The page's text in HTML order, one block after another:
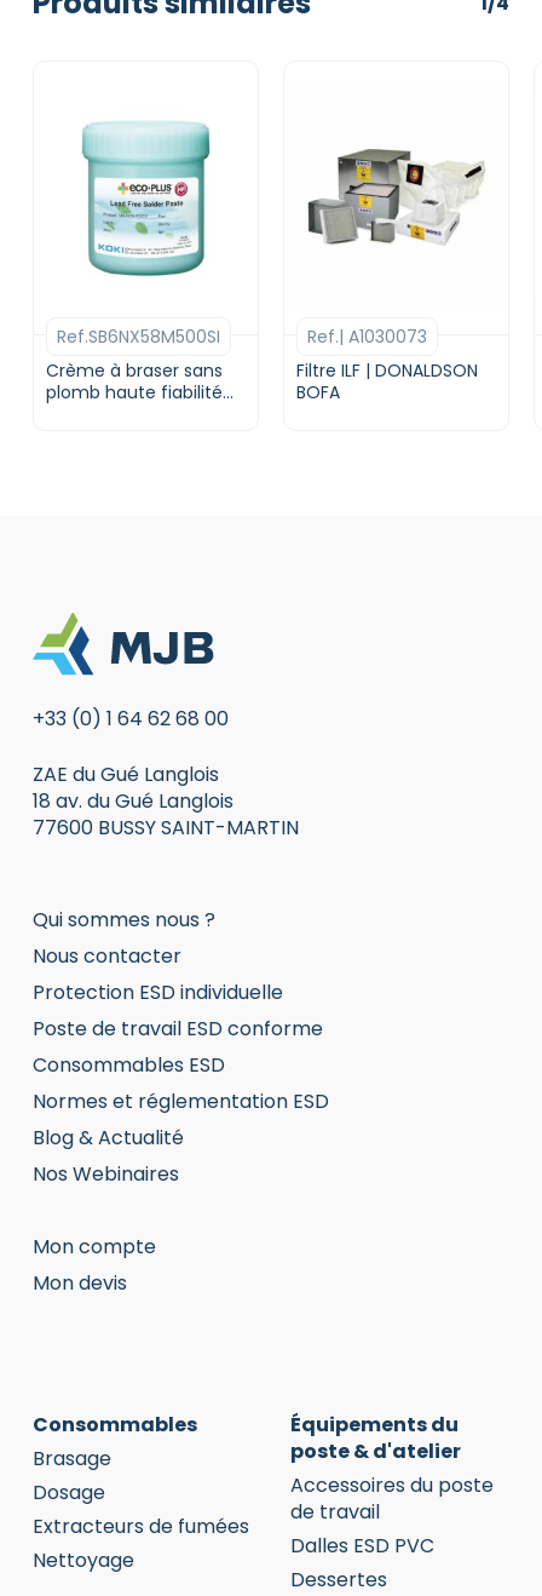
Crème à braser sans
plomb haute fiabilité
Ref.SB6NX58M500SI
Filtre ILF | DONALDSON
BOFA
Ref.| A1030073
+33 (0) 1 64 62 68 00
ZAE du Gué Langlois
18 av. du Gué Langlois
77600 BUSSY SAINT-MARTIN
Qui sommes nous ?
Nous contacter
Protection ESD individuelle
Poste de travail ESD conforme
Consommables ESD
Normes et réglementation ESD
Blog & Actualité
Nos Webinaires
Mon compte
Mon devis
Consommables
Brasage
Dosage
Extracteurs de fumées
Nettoyage
Équipements du
poste & d'atelier
Accessoires du poste
de travail
Dalles ESD PVC
Dessertes